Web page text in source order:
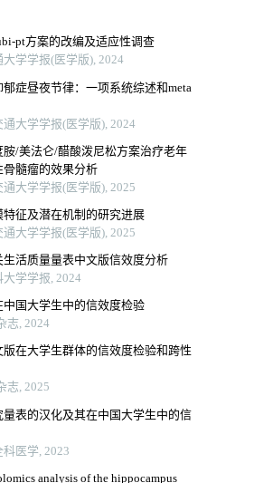
pt方案的改编及适应性调查
学学报(医学版), 2024
症昼夜节律：一项系统综述和meta
大学学报(医学版), 2024
/美法仑/醋酸泼尼松方案治疗老年
髓瘤的效果分析
大学学报(医学版), 2025
征及潜在机制的研究进展
大学学报(医学版), 2025
生活质量量表中文版信效度分析
学学报, 2024
国大学生中的信效度检验
志, 2024
在大学生群体的信效度检验和跨性
志, 2025
表的汉化及其在中国大学生中的信
科医学, 2023
analysis of the hippocampus